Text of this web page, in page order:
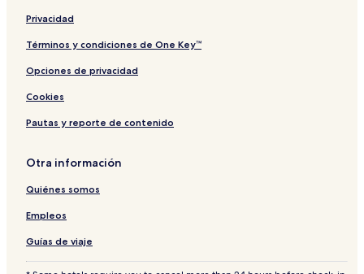
Privacidad
Términos y condiciones de One Key™
Opciones de privacidad
Cookies
Pautas y reporte de contenido
Otra información
Quiénes somos
Empleos
Guías de viaje